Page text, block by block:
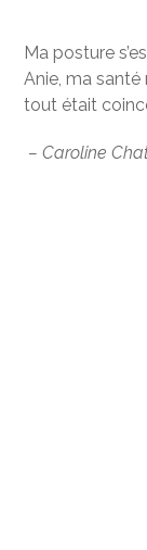
Ma posture
Anie, ma
tout était
– Caroline